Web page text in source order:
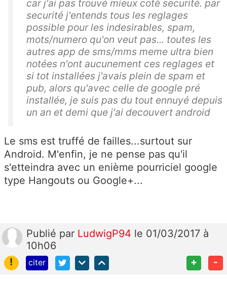
car j'ai pas trouvé mieux coté securité. par
securité j'entends tous les reglages
possible pour les indesirables, spam,
mots/numero qu'on veut pas... toutes les
autres app de sms/mms meme ultra bien
notées n'ont aucunement ces reglages et
si tot installées j'avais plein de spam et
pub, alors qu'avec celle de google pré
installée, je suis pas du tout ennuyé depuis
un an et demi que j'ai decouvert android
Le sms est truffé de failles...surtout sur
Android. M'enfin, je ne pense pas qu'il
s'etteindra avec un enième pourriciel google
type Hangouts ou Google+...
Publié par LudwigP94 le 01/03/2017 à
10h06
!
citer + -